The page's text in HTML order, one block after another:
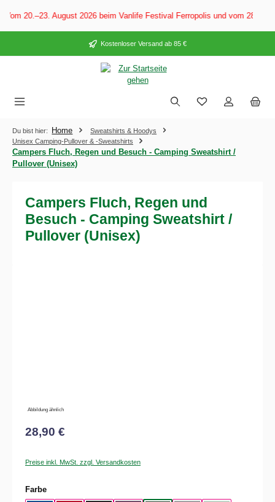
springen
20.–23. August 2026 beim Vanlife Festival Ferropolis und vom 28.
Kostenloser Versand ab 85 €
Du bist hier: Home
Sweatshirts & Hoodys
Unisex Camping-Pullover & -Sweatshirts
Campers Fluch, Regen und Besuch - Camping Sweatshirt /
Pullover (Unisex)
Campers Fluch, Regen und
Besuch - Camping Sweatshirt /
Pullover (Unisex)
Abbildung ähnlich
28,90 €
Preise inkl. MwSt. zzgl. Versandkosten
Farbeauswählen